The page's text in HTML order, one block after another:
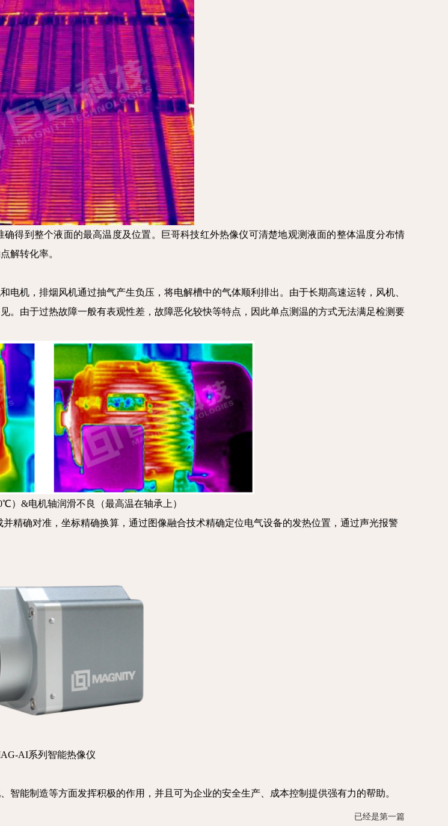
得到整个液面的最高温度及位置。巨哥科技红外热像仪可清楚地观测液面的整体温度分布情
解转化率。
机，排烟风机通过抽气产生负压，将电解槽中的气体顺利排出。由于长期高速运转，风机、
。由于过热故障一般有表观性差，故障恶化较快等特点，因此单点测温的方式无法满足检测要
）&电机轴润滑不良（最高温在轴承上）
精确对准，坐标精确换算，通过图像融合技术精确定位电气设备的发热位置，通过声光报警
AI系列智能热像仪
能制造等方面发挥积极的作用，并且可为企业的安全生产、成本控制提供强有力的帮助。
已经是第一篇